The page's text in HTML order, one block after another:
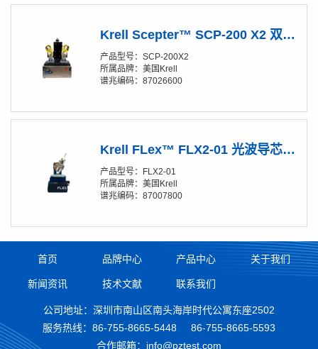
Krell Scepter™ SCP-200 X2 双盘位光纤研磨机
产品型号：SCP-200X2
所属品牌：美国Krell
谱兆编码：87026600
Krell FLex™ FLX2-01 光波导芯片研磨机
产品型号：FLX2-01
所属品牌：美国Krell
谱兆编码：87007800
首页 品牌中心 产品中心 关于我们
新闻资讯 技术文献 联系我们
公司地址：深圳市南山区南头海岸时代公寓东座2502
服务热线： 86-755-8665-5448
86-755-8665-5593
合作邮箱：info@pztest.com